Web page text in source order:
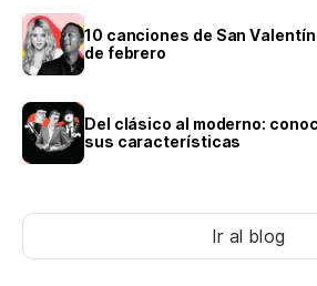
10 canciones de San
de febrero
Del clásico al moderno:
sus características
Ir al blog